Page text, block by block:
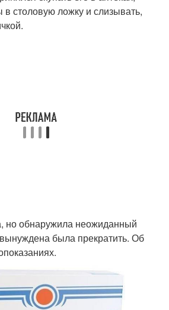
столовую ложку и слизывать,
но обнаружила неожиданный
была прекратить. Об